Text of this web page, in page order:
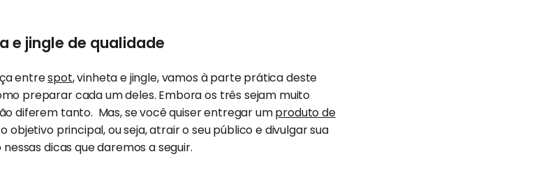
e jingle de qualidade
entrespot, vinheta e jingle, vamos à parte prática deste
preparar cada um deles. Embora os três sejam muito
diferem tanto. Mas, se você quiser entregar umproduto de
objetivo principal, ou seja, atrair o seu público e divulgar sua
dicas que daremos a seguir.